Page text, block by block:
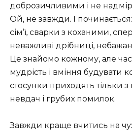
доброзичливими і не
Ой, не завжди. І
сім’ї, сварки з коханими,
неважливі дрібниці,
Це знайомо кожному, але
мудрість і вміння будувати
стосунки приходять тільки з
невдач і грубих помилок.
Завжди краще вчитись на